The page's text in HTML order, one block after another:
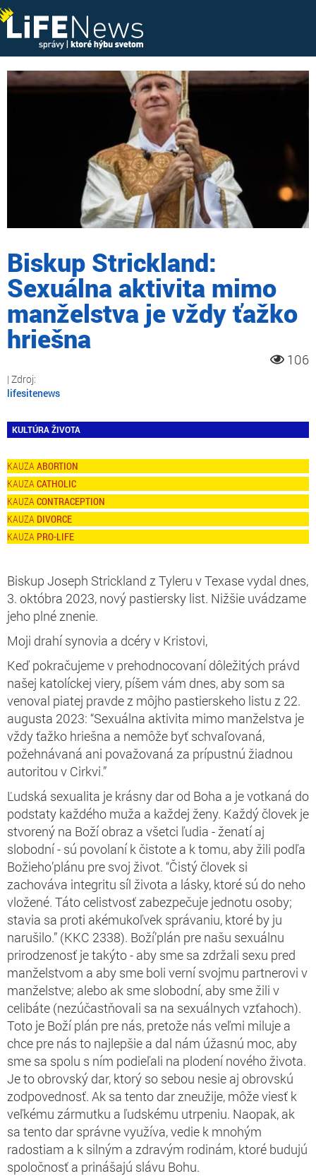
Biskup Strickland:
Sexuálna aktivita mimo
manželstva je vždy ťažko
hriešna
106
lifesitenews
KULTÚRA ŽIVOTA
ABORTION
CATHOLIC
CONTRACEPTION
DIVORCE
PRO-LIFE
Biskup Joseph Strickland z Tyleru v Texase vydal dnes,
3. októbra 2023, nový pastiersky list. Nižšie uvádzame
jeho plné znenie.
Moji drahí synovia a dcéry v Kristovi,
Keď pokračujeme v prehodnocovaní dôležitých právd
našej katolíckej viery, píšem vám dnes, aby som sa
venoval piatej pravde z môjho pastierskeho listu z 22.
augusta 2023: “Sexuálna aktivita mimo manželstva je
vždy ťažko hriešna a nemôže byť schvaľovaná,
požehnávaná ani považovaná za prípustnú žiadnou
autoritou v Cirkvi.”
Ľudská sexualita je krásny dar od Boha a je votkaná do
podstaty každého muža a každej ženy. Každý človek je
stvorený na Boží obraz a všetci ľudia - ženatí aj
slobodní - sú povolaní k čistote a k tomu, aby žili podľa
Božieho’plánu pre svoj život. “Čistý človek si
zachováva integritu síl života a lásky, ktoré sú do neho
vložené. Táto celistvosť zabezpečuje jednotu osoby;
stavia sa proti akémukoľvek správaniu, ktoré by ju
narušilo.” (KKC 2338). Boží’plán pre našu sexuálnu
prirodzenosť je takýto - aby sme sa zdržali sexu pred
manželstvom a aby sme boli verní svojmu partnerovi v
manželstve; alebo ak sme slobodní, aby sme žili v
celibáte (nezúčastňovali sa na sexuálnych vzťahoch).
Toto je Boží plán pre nás, pretože nás veľmi miluje a
chce pre nás to najlepšie a dal nám úžasnú moc, aby
sme sa spolu s ním podieľali na plodení nového života.
Je to obrovský dar, ktorý so sebou nesie aj obrovskú
zodpovednosť. Ak sa tento dar zneužije, môže viesť k
veľkému zármutku a ľudskému utrpeniu. Naopak, ak
sa tento dar správne využíva,vedie k mnohým
radostiam a k silným a zdravým rodinám, ktoré budujú
spoločnosť a prinášajú slávu Bohu.